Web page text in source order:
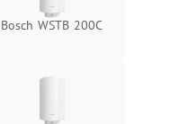
Bosch WSTB 200C